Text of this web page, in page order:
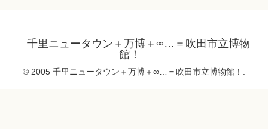
千里ニュータウン＋万博＋∞…＝吹田市立博物
館！
© 2005 千里ニュータウン＋万博＋∞…＝吹田市立博物館！.